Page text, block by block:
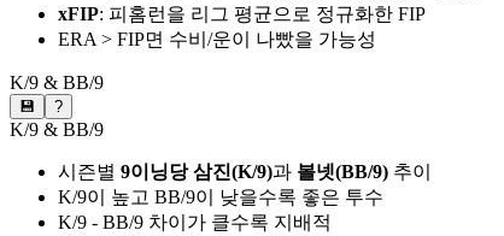
xFIP: 피홈런을 리그 평균으로 정규화한 FIP
ERA > FIP면 수비/운이 나빴을 가능성
K/9 & BB/9
💾 ?
K/9 & BB/9
시즌별 9이닝당 삼진(K/9)과 볼넷(BB/9) 추이
K/9이 높고 BB/9이 낮을수록 좋은 투수
K/9 - BB/9 차이가 클수록 지배적